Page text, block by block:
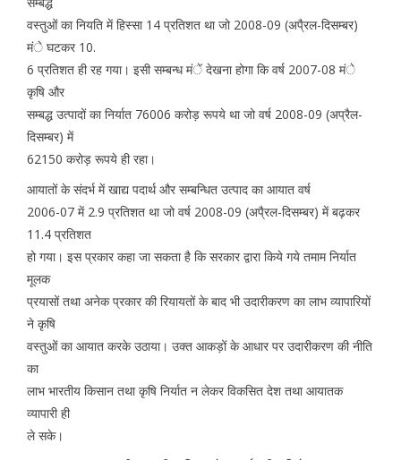
वस्तुओं का नियति में हिस्सा 14 प्रतिशत था जो 2008-09 (अपै्रल-दिसम्बर)
मंे घटकर 10.
6 प्रतिशत ही रह गया। इसी सम्बन्ध मंें देखना होगा कि वर्ष 2007-08 मंे
कृषि और
सम्बद्ध उत्पादों का निर्यात 76006 करोड़ रूपये था जो वर्ष 2008-09 (अप्रैल-
दिसम्बर) में
62150 करोड़ रूपये ही रहा।
आयातों के संदर्भ में खाद्य पदार्थ और सम्बन्धित उत्पाद का आयात वर्ष
2006-07 में 2.9 प्रतिशत था जो वर्ष 2008-09 (अपै्रल-दिसम्बर) में बढ़कर
11.4 प्रतिशत
हो गया। इस प्रकार कहा जा सकता है कि सरकार द्वारा किये गये तमाम निर्यात
मूलक
प्रयासों तथा अनेक प्रकार की रियायतों के बाद भी उदारीकरण का लाभ व्यापारियों
ने कृषि
वस्तुओं का आयात करके उठाया। उक्त आकड़ों के आधार पर उदारीकरण की नीति
का
लाभ भारतीय किसान तथा कृषि निर्यात न लेकर विकसित देश तथा आयातक
व्यापारी ही
ले सके।